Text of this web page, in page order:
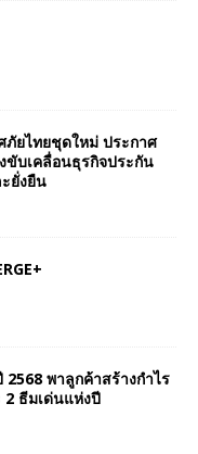
ยไทยชุดใหม่ ประกาศ
ขับเคลื่อนธุรกิจประกัน
ยั่งยืน
พาลูกค้าสร้างกำไร
2 ธีมเด่นแห่งปี